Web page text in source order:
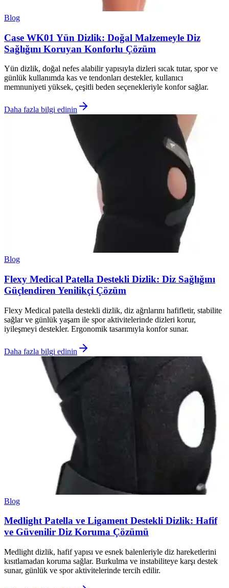
Blog
Case WK01 Yün Dizlik: Doğal Malzemeyle Diz
Sağlığını Koruyan Konforlu Çözüm
Yün dizlik, doğal nefes alabilir yapısıyla dizleri sıcak tutar, spor ve
günlük kullanımda kas ve tendonları destekler, kullanıcı
memnuniyeti yüksek, çeşitli beden seçenekleriyle konfor sağlar.
Daha fazla bilgi edinin
Blog
Flexy Medical Patella Destekli Dizlik: Diz Sağlığını
Güçlendiren Yenilikçi Çözüm
Flexy Medical patella destekli dizlik, diz ağrılarını hafifletir, stabilite
sağlar ve günlük yaşam ile spor aktivitelerinde dizleri korur,
iyileşmeyi destekler. Ergonomik tasarımıyla konfor sunar.
Daha fazla bilgi edinin
Blog
Medlight Patella ve Ligament Destekli Dizlik: Hafif
ve Güvenilir Diz Koruma Çözümü
Medlight dizlik, hafif yapısı ve esnek balenleriyle diz hareketlerini
kısıtlamadan koruma sağlar. Burkulma ve instabiliteye karşı destek
sunar, günlük ve spor aktivitelerinde tercih edilir.